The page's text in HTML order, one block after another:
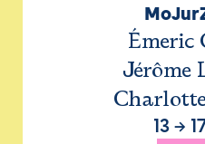
Émeric
Jérôme
13→